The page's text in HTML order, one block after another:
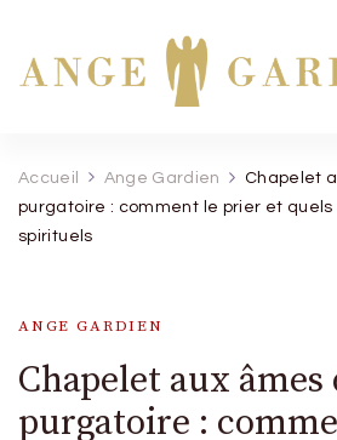
Accueil Ange Gardien
Chapelet
purgatoire : comment le prier et quels
spirituels
ANGE GARDIEN
Chapelet aux âmes
purgatoire :